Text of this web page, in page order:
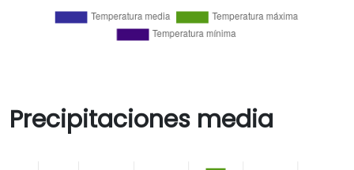
Precipitaciones media